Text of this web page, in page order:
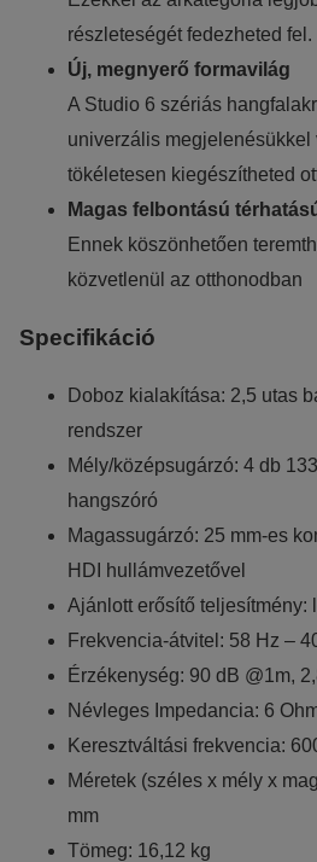
részleteségét fedezheted fel.
Új, megnyerő formavilág
A Studio 6 szériás
univerzális
tökéletesen kiegészítheted
Magas felbontású
Ennek köszönhetően
közvetlenül az otthonodban
Specifikáció
Doboz kialakítása: 2,5 utas
rendszer
Mély/középsugárzó: 4 db
hangszóró
Magassugárzó: 25 mm-es
HDI hullámvezetővel
Ajánlott erősítő teljesítmény:
Frekvencia-átvitel: 58 Hz –
Érzékenység: 90 dB @1m,
Névleges Impedancia: 6
Keresztváltási frekvencia:
Méretek (széles x mély x
mm
Tömeg: 16,12 kg